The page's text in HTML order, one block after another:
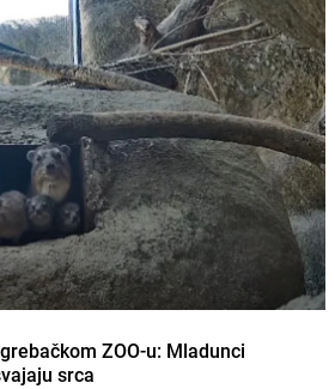
ZOO-u: Mladunci
srca